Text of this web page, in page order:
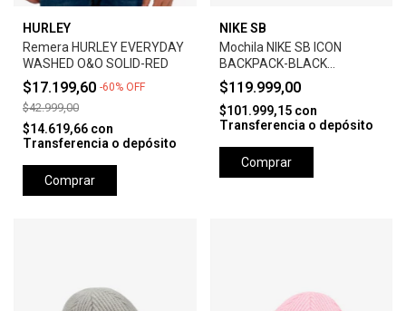
HURLEY
Remera HURLEY EVERYDAY
WASHED O&O SOLID-RED
$17.199,60 -60% OFF
$42.999,00
$14.619,66 con
Transferencia o depósito
Comprar
NIKE SB
Mochila NIKE SB ICON
BACKPACK-BLACK
ANTHRACITE
$119.999,00
$101.999,15 con
Transferencia o depósito
Comprar